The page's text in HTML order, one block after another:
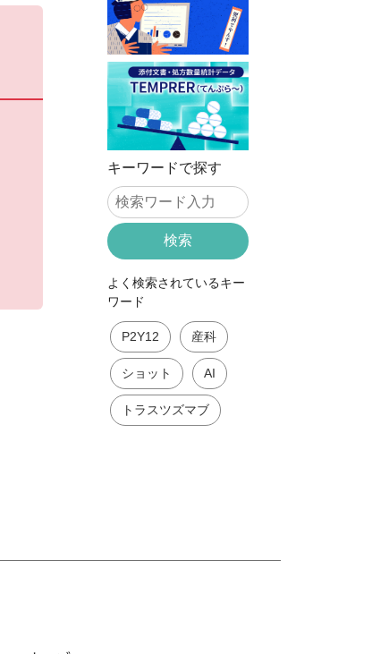
キーワードで探す
検索
よく検索されているキー
ワード
P2Y12 産科
ショット AI
トラスツズマブ